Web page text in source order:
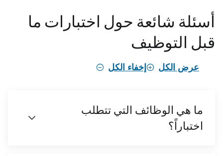
أسئلة شائعة حول اختبارات ما
قبل التوظيف
عرض الكل إخفاء الكل
ما هي الوظائف التي تتطلب
اختباراً؟